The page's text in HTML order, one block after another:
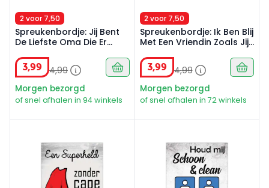
2 voor 7,50
Spreukenbordje: Jij Bent
De Liefste Oma Die Er
Tekstbord
3,99 4,99
Morgen bezorgd
of snel afhalen in 94 winkels
2 voor 7,50
Spreukenbordje: Ik Ben Blij
Met Een Vriendin Zoals Jij!
3,99 4,99
Morgen bezorgd
of snel afhalen in 72 winkels